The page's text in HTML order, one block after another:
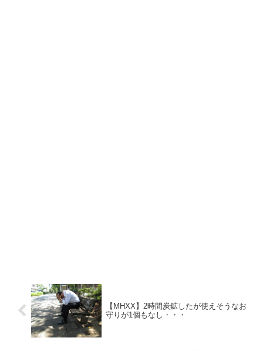
【MHXX】2時間炭鉱したが使えそうなお
守りが1個もなし・・・